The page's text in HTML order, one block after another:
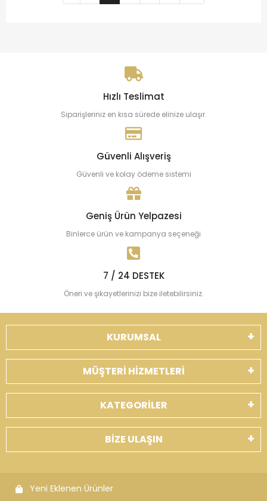
Hızlı Teslimat
Siparişleriniz en kısa sürede elinize ulaşır.
Güvenli Alışveriş
Güvenli ve kolay ödeme sistemi
Geniş Ürün Yelpazesi
Binlerce ürün ve kampanya seçeneği
7 / 24 DESTEK
Öneri ve şikayetlerinizi bize iletebilirsiniz.
KURUMSAL
MÜŞTERİ HİZMETLERİ
KATEGORİLER
BİZE ULAŞIN
Yeni Eklenen Ürünler